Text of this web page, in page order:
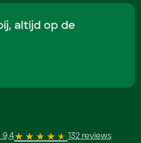
altijd op de
9,4 132 reviews